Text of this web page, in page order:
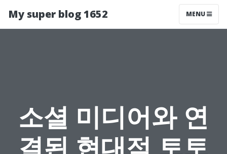
My super blog 1652 MENU
소셜 미디어와 연
결된 현대적 토토